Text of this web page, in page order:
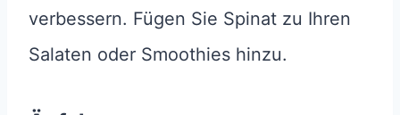
verbessern. Fügen Sie Spinat zu Ihren
Salaten oder Smoothies hinzu.